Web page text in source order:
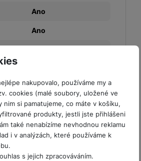
nakupovalo, používáme my a
cookies (malé soubory, uložené ve
nim si pamatujeme, co máte v košíku,
produkty, jestli jste přihlášeni
také nenabízíme nevhodnou reklamu
i v analýzách, které používáme k
s jejich zpracováváním.
Ano
Ano
Ano